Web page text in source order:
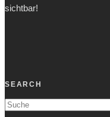
sichtbar!
SEARCH